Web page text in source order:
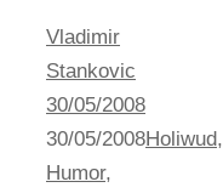
Vladimir
Stankovic
30/05/2008
30/05/2008Holiwud,
Humor,